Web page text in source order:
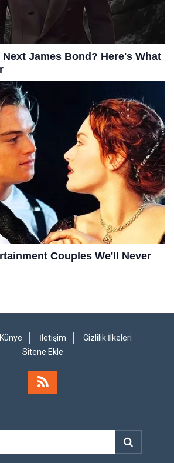
Künye İletişim
Gizlilik İlkeleri
Sitene Ekle